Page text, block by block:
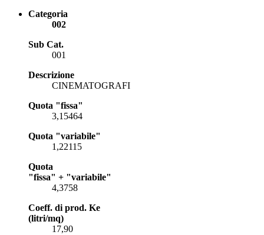
Categoria
002
Sub Cat.
001
Descrizione
CINEMATOGRAFI
Quota "fissa"
3,15464
Quota "variabile"
1,22115
Quota
"fissa" + "variabile"
4,3758
Coeff. di prod. Ke
(litri/mq)
17,90